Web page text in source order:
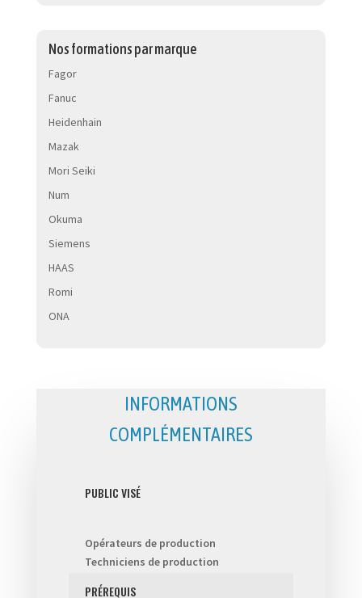
Nos formations par marque
Fagor
Fanuc
Heidenhain
Mazak
Mori Seiki
Num
Okuma
Siemens
HAAS
Romi
ONA
INFORMATIONS
COMPLÉMENTAIRES
PUBLIC VISÉ
Opérateurs de production
Techniciens de production
PRÉREQUIS